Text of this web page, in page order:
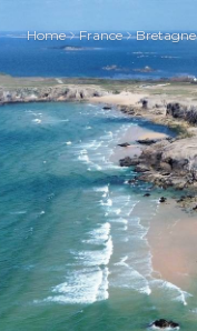
Home France Bretagne